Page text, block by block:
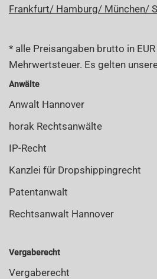
Frankfurt/ Hamburg/ München/
* alle Preisangaben brutto in
Mehrwertsteuer. Es gelten
Anwälte
Anwalt Hannover
horak Rechtsanwälte
IP-Recht
Kanzlei für Dropshippingrecht
Patentanwalt
Rechtsanwalt Hannover
Vergaberecht
Vergaberecht